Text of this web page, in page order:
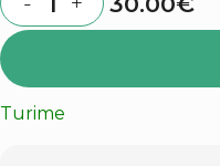
Quantity
Turime